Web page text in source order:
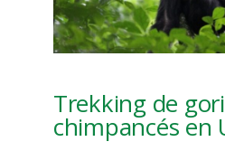
Trekking de
chimpancés en